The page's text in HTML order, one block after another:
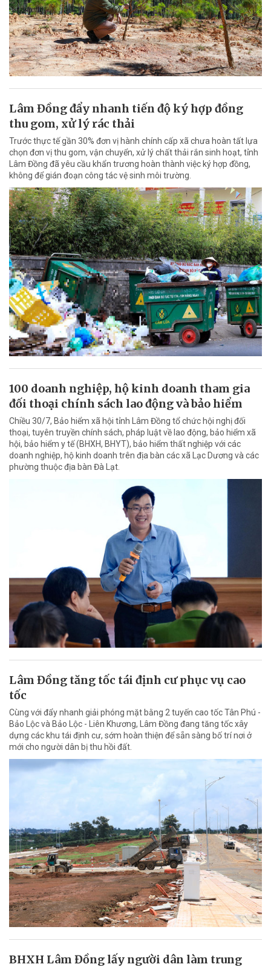
Lâm Đồng đẩy nhanh tiến độ ký hợp đồng
thu gom, xử lý rác thải
Trước thực tế gần 30% đơn vị hành chính cấp xã chưa hoàn tất lựa
chọn đơn vị thu gom, vận chuyển, xử lý chất thải rắn sinh hoạt, tỉnh
Lâm Đồng đã yêu cầu khẩn trương hoàn thành việc ký hợp đồng,
không để gián đoạn công tác vệ sinh môi trường.
100 doanh nghiệp, hộ kinh doanh tham gia
đối thoại chính sách lao động và bảo hiểm
Chiều 30/7, Bảo hiểm xã hội tỉnh Lâm Đồng tổ chức hội nghị đối
thoại, tuyên truyền chính sách, pháp luật về lao động, bảo hiểm xã
hội, bảo hiểm y tế (BHXH, BHYT), bảo hiểm thất nghiệp với các
doanh nghiệp, hộ kinh doanh trên địa bàn các xã Lạc Dương và các
phường thuộc địa bàn Đà Lạt.
Lâm Đồng tăng tốc tái định cư phục vụ cao
tốc
Cùng với đẩy nhanh giải phóng mặt bằng 2 tuyến cao tốc Tân Phú -
Bảo Lộc và Bảo Lộc - Liên Khương, Lâm Đồng đang tăng tốc xây
dựng các khu tái định cư, sớm hoàn thiện để sẵn sàng bố trí nơi ở
mới cho người dân bị thu hồi đất.
BHXH Lâm Đồng lấy người dân làm trung